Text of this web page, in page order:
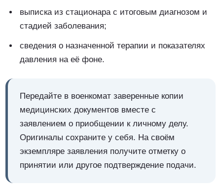
выписка из стационара с итоговым диагнозом и
стадией заболевания;
сведения о назначенной терапии и показателях
давления на её фоне.
Передайте в военкомат заверенные копии
медицинских документов вместе с
заявлением о приобщении к личному делу.
Оригиналы сохраните у себя. На своём
экземпляре заявления получите отметку о
принятии или другое подтверждение подачи.